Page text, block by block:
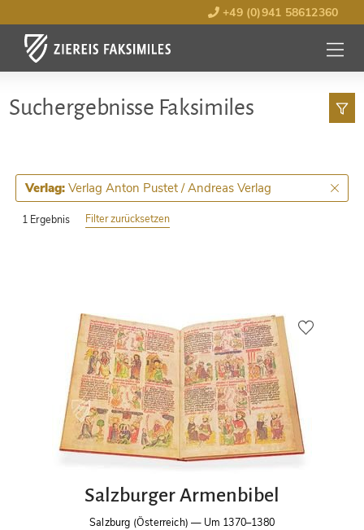
+49 (0)941 58612360
MENÜ
Such­ergebnisse Faksimiles
1 Ergebnis
Verlag:Verlag Anton Pustet / Andreas Verlag
Filter zurücksetzen
Salzburger Armenbibel
Salzburg (Österreich) — Um 1370–1380